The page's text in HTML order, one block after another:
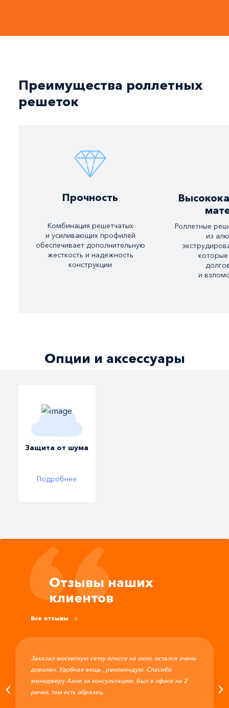
Преимущества роллетных
решеток
Прочность
Комбинация решетчатых
и усиливающих профилей
обеспечивает дополнительную
жесткость и надежность
конструкции
Роллетные
из
и
Опции и аксессуары
Защита от шума
Подробнее
Отзывы наших
клиентов
Все отзывы
Заказал москитную сетку плиссе на окно, остался очень
доволен. Удобная вещь , рекомендую. Спасибо
менеджеру Анне за консультацию. Был в офисе на 2
речке, там есть образец.